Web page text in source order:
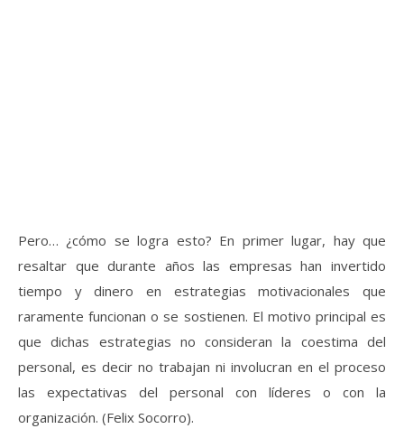
Pero… ¿cómo se logra esto? En primer lugar, hay que
resaltar que durante años las empresas han invertido
tiempo y dinero en estrategias motivacionales que
raramente funcionan o se sostienen. El motivo principal es
que dichas estrategias no consideran la coestima del
personal, es decir no trabajan ni involucran en el proceso
las expectativas del personal con líderes o con la
organización. (Felix Socorro).